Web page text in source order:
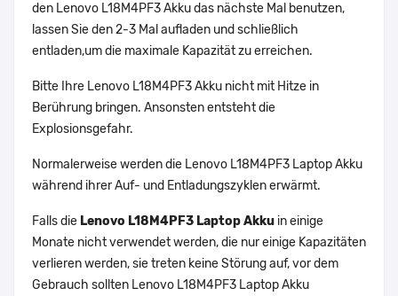
den Lenovo L18M4PF3 Akku das nächste Mal benutzen,
lassen Sie den 2-3 Mal aufladen und schließlich
entladen,um die maximale Kapazität zu erreichen.
Bitte Ihre Lenovo L18M4PF3 Akku nicht mit Hitze in
Berührung bringen. Ansonsten entsteht die
Explosionsgefahr.
Normalerweise werden die Lenovo L18M4PF3 Laptop Akku
während ihrer Auf- und Entladungszyklen erwärmt.
Falls die Lenovo L18M4PF3 Laptop Akku in einige
Monate nicht verwendet werden, die nur einige Kapazitäten
verlieren werden, sie treten keine Störung auf, vor dem
Gebrauch sollten Lenovo L18M4PF3 Laptop Akku